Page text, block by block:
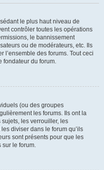
le plus haut niveau de
contrôler toutes les opérations
le bannissement
ou de modérateurs, etc. Ils
l’ensemble des forums. Tout ceci
fondateur du forum.
(ou des groupes
les forums. Ils ont la
les verrouiller, les
diviser dans le forum qu’ils
sont présents pour que les
sur le forum.